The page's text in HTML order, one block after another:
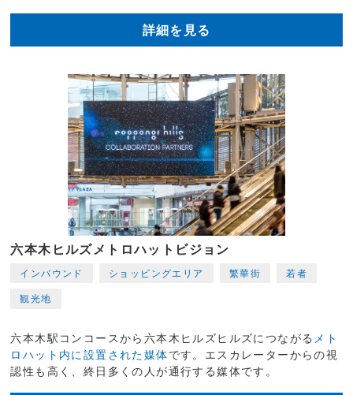
詳細を見る
六本木ヒルズメトロハットビジョン
インバウンド ショッピングエリア 繁華街 若者
観光地
六本木駅コンコースから六本木ヒルズヒルズにつながる メト
ロハット内に設置された媒体です。エスカレーターからの視
認性も高く、終日多くの人が通行する媒体です。